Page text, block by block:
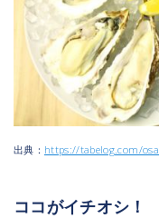
出典： https://tabelog.com/
ココがイチオシ！